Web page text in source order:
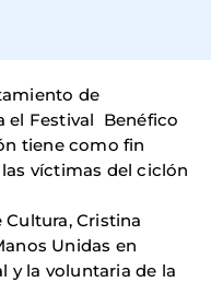
de
el Festival Benéfico
tiene como fin
víctimas del ciclón
Cristina
Unidas en
y la voluntaria de la